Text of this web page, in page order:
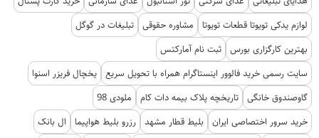
لوازم یدکی تویوتا قطعات تویوتا
مشاوره حقوقی تبلیغات در گوگل
بهترین کارگزاری بورس ثبت نام آمارکتس
سایت رسمی خرید فالوور اینستاگرام همراه با تحویل سریع یخچال فریزر اسنوا
گاوصندوق خانگی تاریخچه پلاک بیمه دات کام
ملودی 98
خرید سرور اختصاصی ایران
بلیط قطار مشهد رزرو بلیط هواپیما
ال بانک